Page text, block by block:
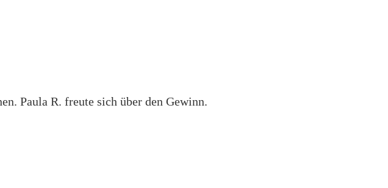
Paula R. freute sich über den Gewinn.